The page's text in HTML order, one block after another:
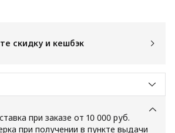
скидку и кешбэк
при заказе от 10 000 руб.
при получении в пункте выдачи